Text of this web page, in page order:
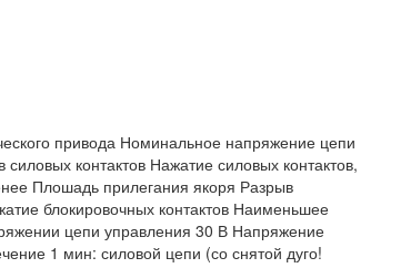
привода Номинальное напряжение цепи
контактов Нажатие силовых контактов,
Плошадь прилегания якоря Разрыв
блокировочных контактов Наименьшее
цепи управления 30 В Напряжение
1 мин: силовой цепи (со снятой дуго!